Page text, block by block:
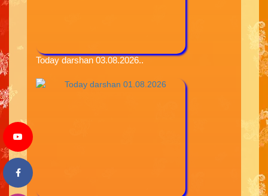
Today darshan 03.08.2026..